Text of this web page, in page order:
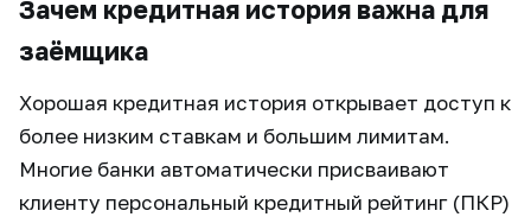
Зачем кредитная история важна для
заёмщика
Хорошая кредитная история открывает доступ к
более низким ставкам и большим лимитам.
Многие банки автоматически присваивают
клиенту персональный кредитный рейтинг (ПКР)